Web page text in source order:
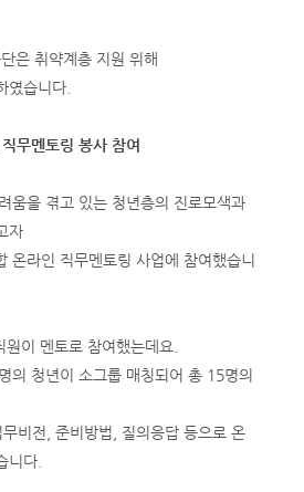
은 취약계층 지원 위해
였습니다.
무멘토링 봉사 참여
움을 겪고 있는 청년층의 진로모색과
자
온라인 직무멘토링 사업에 참여했습니
이 멘토로 참여했는데요.
의 청년이 소그룹 매칭되어 총 15명의
비전, 준비방법, 질의응답 등으로 온
니다.